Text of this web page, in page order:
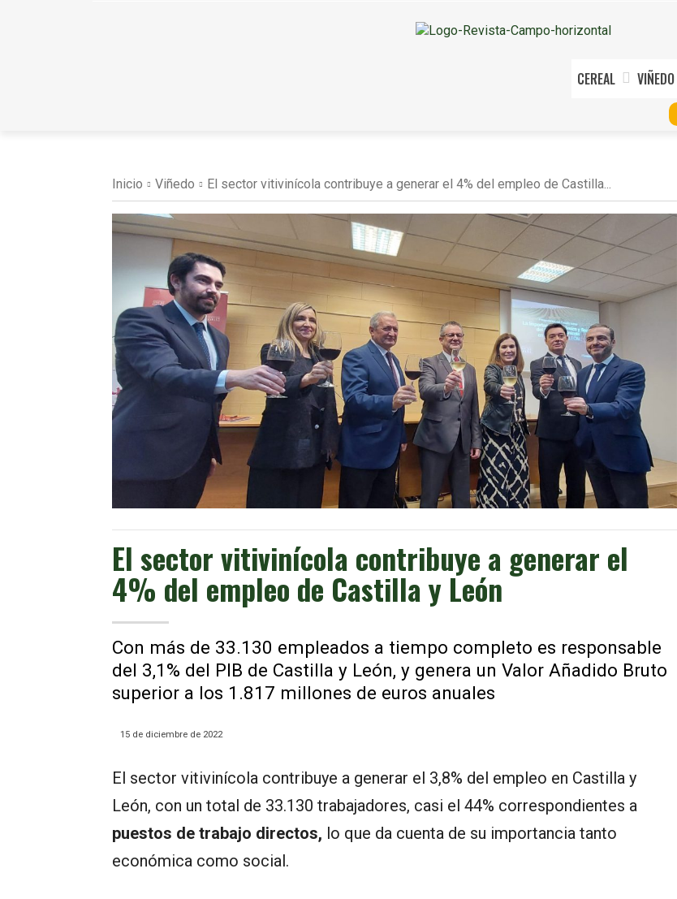
CEREAL VIÑEDO
Inicio Viñedo El sector vitivinícola contribuye a generar el 4% del empleo de Castilla...
El sector vitivinícola contribuye a generar el
4% del empleo de Castilla y León
Con más de 33.130 empleados a tiempo completo es responsable
del 3,1% del PIB de Castilla y León, y genera un Valor Añadido Bruto
superior a los 1.817 millones de euros anuales
15 de diciembre de 2022
El sector vitivinícola contribuye a generar el 3,8% del empleo en Castilla y
León, con un total de 33.130 trabajadores, casi el 44% correspondientes a
puestos de trabajo directos, lo que da cuenta de su importancia tanto
económica como social.